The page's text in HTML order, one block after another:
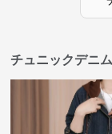
チュニックデニ